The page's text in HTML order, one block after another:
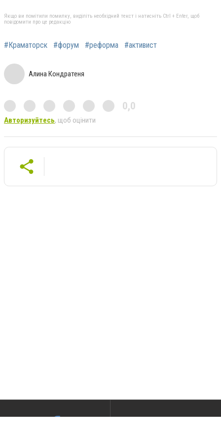
Якщо ви помітили помилку, виділіть необхідний текст і натисніть Ctrl + Enter, щоб
повідомити про це редакцію
#Краматорск #форум #реформа #активист
Алина Кондратеня
0,0
Авторизуйтесь, щоб оцінити